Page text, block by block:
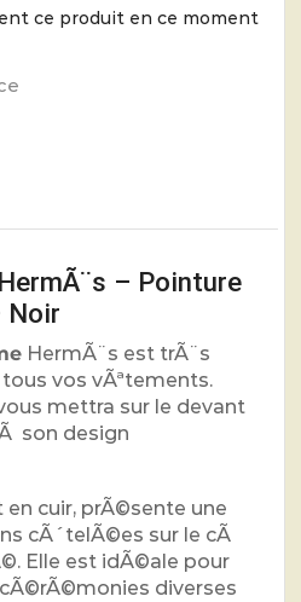
ce produit en ce moment
– Pointure
Noir
HermÃ¨s est trÃ¨s
vos vÃªtements.
mettra sur le devant
son design
cuir, prÃ©sente une
cÃ´telÃ©es sur le cÃ
Elle est idÃ©ale pour
diverses